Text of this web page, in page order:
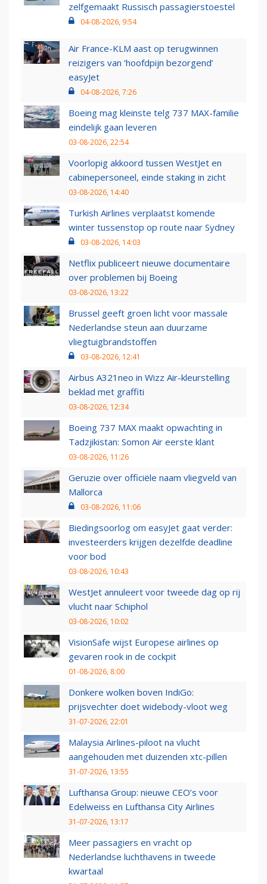
zelfgemaakt Russisch passagierstoestel
04-08-2026, 9:54
Air France-KLM aast op terugwinnen
reizigers van ‘hoofdpijn bezorgend’
easyJet
04-08-2026, 7:26
Boeing mag kleinste telg 737 MAX-familie
eindelijk gaan leveren
03-08-2026, 22:54
Voorlopig akkoord tussen WestJet en
cabinepersoneel, einde staking in zicht
03-08-2026, 14:40
Turkish Airlines verplaatst komende
winter tussenstop op route naar Sydney
03-08-2026, 14:03
Netflix publiceert nieuwe documentaire
over problemen bij Boeing
03-08-2026, 13:22
Brussel geeft groen licht voor massale
Nederlandse steun aan duurzame
vliegtuigbrandstoffen
03-08-2026, 12:41
Airbus A321neo in Wizz Air-kleurstelling
beklad met graffiti
03-08-2026, 12:34
Boeing 737 MAX maakt opwachting in
Tadzjikistan: Somon Air eerste klant
03-08-2026, 11:26
Geruzie over officiële naam vliegveld van
Mallorca
03-08-2026, 11:06
Biedingsoorlog om easyJet gaat verder:
investeerders krijgen dezelfde deadline
voor bod
03-08-2026, 10:43
WestJet annuleert voor tweede dag op rij
vlucht naar Schiphol
03-08-2026, 10:02
VisionSafe wijst Europese airlines op
gevaren rook in de cockpit
01-08-2026, 8:00
Donkere wolken boven IndiGo:
prijsvechter doet widebody-vloot weg
31-07-2026, 22:01
Malaysia Airlines-piloot na vlucht
aangehouden met duizenden xtc-pillen
31-07-2026, 13:55
Lufthansa Group: nieuwe CEO’s voor
Edelweiss en Lufthansa City Airlines
31-07-2026, 13:17
Meer passagiers en vracht op
Nederlandse luchthavens in tweede
kwartaal